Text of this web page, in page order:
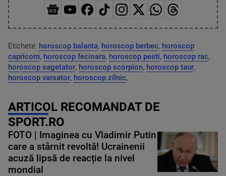
Etichete: horoscop balanta, horoscop berbec, horoscop
capricorn, horoscop fecioara, horoscop pesti, horoscop rac,
horoscop sagetator, horoscop scorpion, horoscop taur,
horoscop varsator, horoscop zilnic,
ARTICOL RECOMANDAT DE
SPORT.RO
FOTO | Imaginea cu Vladimir Putin
care a stârnit revoltă! Ucrainenii
acuză lipsă de reacție la nivel
mondial